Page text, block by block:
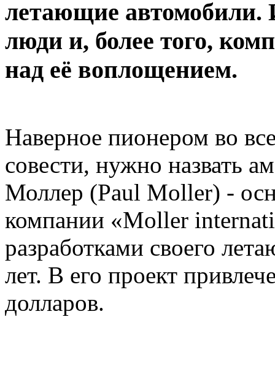
летающие автомобили.
люди и, более того,
над её воплощением.
Наверное пионером во
совести, нужно назвать
Моллер (Paul Moller) -
компании «Moller
разработками своего
лет. В его проект
долларов.